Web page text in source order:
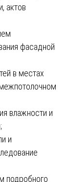
актов
фасадной
в местах
влажности и
и
подробного